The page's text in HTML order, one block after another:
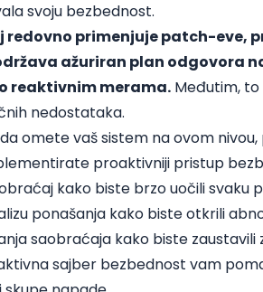
svoju bezbednost.
redovno primenjuje patch-eve,
ažuriran plan odgovora
reaktivnim merama. Međutim,
nedostataka.
omete vaš sistem na ovom
proaktivniji pristup
kako biste brzo uočili svaku
ponašanja kako biste otkrili
saobraćaja kako biste
sajber bezbednost vam